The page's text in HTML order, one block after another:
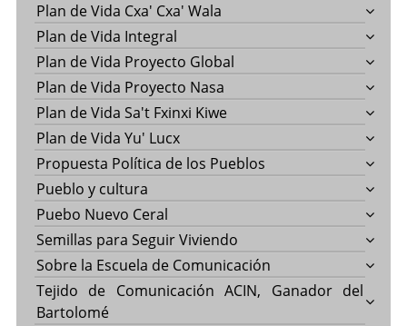
Plan de Vida Cxa' Cxa' Wala
Plan de Vida Integral
Plan de Vida Proyecto Global
Plan de Vida Proyecto Nasa
Plan de Vida Sa't Fxinxi Kiwe
Plan de Vida Yu' Lucx
Propuesta Política de los Pueblos
Pueblo y cultura
Puebo Nuevo Ceral
Semillas para Seguir Viviendo
Sobre la Escuela de Comunicación
Tejido de Comunicación ACIN, Ganador del
Bartolomé